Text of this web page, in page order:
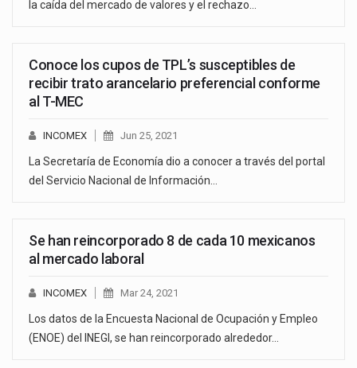
la caída del mercado de valores y el rechazo…
Conoce los cupos de TPL’s susceptibles de
recibir trato arancelario preferencial conforme
al T-MEC
INCOMEX Jun 25, 2021
La Secretaría de Economía dio a conocer a través del portal
del Servicio Nacional de Información…
Se han reincorporado 8 de cada 10 mexicanos
al mercado laboral
INCOMEX Mar 24, 2021
Los datos de la Encuesta Nacional de Ocupación y Empleo
(ENOE) del INEGI, se han reincorporado alrededor…